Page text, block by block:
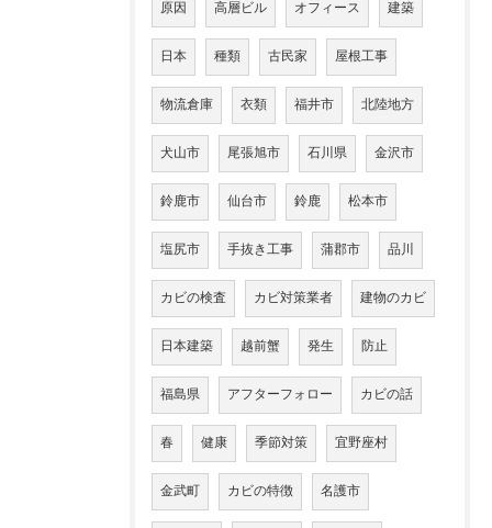
原因 高層ビル オフィース 建築
日本 種類 古民家 屋根工事
物流倉庫 衣類 福井市 北陸地方
犬山市 尾張旭市 石川県 金沢市
鈴鹿市 仙台市 鈴鹿 松本市
塩尻市 手抜き工事 蒲郡市 品川
カビの検査 カビ対策業者 建物のカビ
日本建築 越前蟹 発生 防止
福島県 アフターフォロー カビの話
春 健康 季節対策 宜野座村
金武町 カビの特徴 名護市